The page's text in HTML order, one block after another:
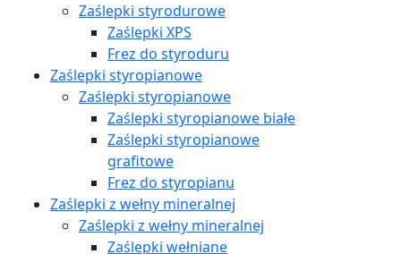
Zaślepki styrodurowe
Zaślepki XPS
Frez do styroduru
Zaślepki styropianowe
Zaślepki styropianowe
Zaślepki styropianowe białe
Zaślepki styropianowe
grafitowe
Frez do styropianu
Zaślepki z wełny mineralnej
Zaślepki z wełny mineralnej
Zaślepki wełniane